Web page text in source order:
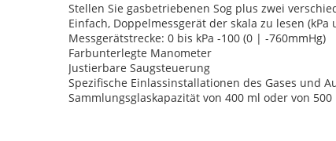
Stellen Sie gasbetriebenen Sog plus zwei
Einfach, Doppelmessgerät der skala zu lesen (kPa
Messgerätstrecke: 0 bis kPa -100 (0 | -760mmHg)
Farbunterlegte Manometer
Justierbare Saugsteuerung
Spezifische Einlassinstallationen des Gases und
Sammlungsglaskapazität von 400 ml oder von 500